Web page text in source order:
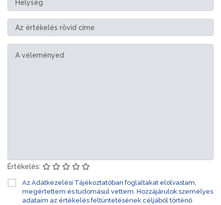
Értékelés:
Az Adatkezelési Tájékoztatóban foglaltakat elolvastam,
megértettem és tudomásul vettem. Hozzájárulok személyes
adataim az értékelés feltüntetésének céljából történő